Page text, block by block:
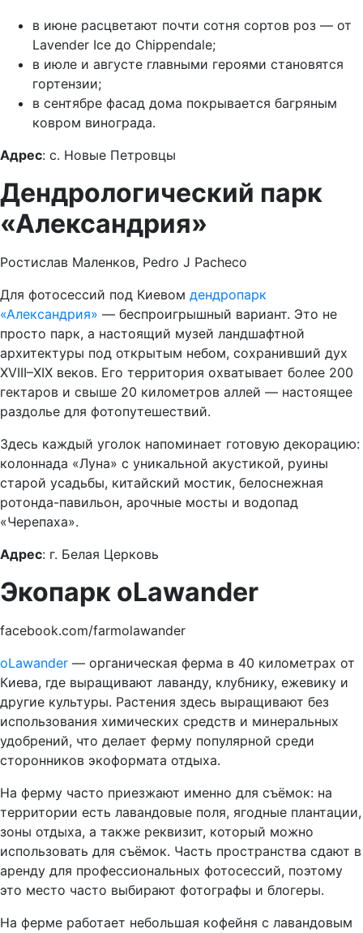
в июне расцветают почти сотня сортов роз — от
Lavender Ice до Chippendale;
в июле и августе главными героями становятся
гортензии;
в сентябре фасад дома покрывается багряным
ковром винограда.
Адрес: с. Новые Петровцы
Дендрологический парк
«Александрия»
Ростислав Маленков, Pedro J Pacheco
Для фотосессий под Киевом дендропарк
«Александрия» — беспроигрышный вариант. Это не
просто парк, а настоящий музей ландшафтной
архитектуры под открытым небом, сохранивший дух
XVIII–XIX веков. Его территория охватывает более 200
гектаров и свыше 20 километров аллей — настоящее
раздолье для фотопутешествий.
Здесь каждый уголок напоминает готовую декорацию:
колоннада «Луна» с уникальной акустикой, руины
старой усадьбы, китайский мостик, белоснежная
ротонда-павильон, арочные мосты и водопад
«Черепаха».
Адрес: г. Белая Церковь
Экопарк oLawander
facebook.com/farmolawander
oLawander — органическая ферма в 40 километрах от
Киева, где выращивают лаванду, клубнику, ежевику и
другие культуры. Растения здесь выращивают без
использования химических средств и минеральных
удобрений, что делает ферму популярной среди
сторонников экоформата отдыха.
На ферму часто приезжают именно для съёмок: на
территории есть лавандовые поля, ягодные плантации,
зоны отдыха, а также реквизит, который можно
использовать для съёмок. Часть пространства сдают в
аренду для профессиональных фотосессий, поэтому
это место часто выбирают фотографы и блогеры.
На ферме работает небольшая кофейня с лавандовым